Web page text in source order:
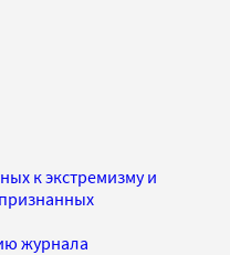
к экстремизму и
журнала